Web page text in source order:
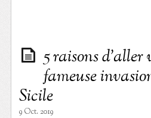
5 raisons
fameuse
Sicile
9 Oct. 2019